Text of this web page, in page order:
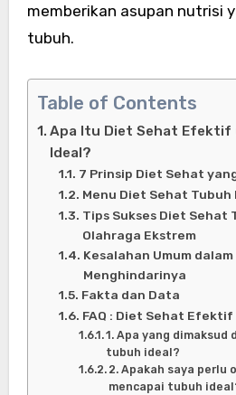
memberikan asupan nutrisi
tubuh.
Table of Contents
Apa Itu Diet Sehat Efektif
Ideal?
7 Prinsip Diet Sehat
Menu Diet Sehat Tubuh
Tips Sukses Diet Sehat
Olahraga Ekstrem
Kesalahan Umum
Menghindarinya
Fakta dan Data
FAQ : Diet Sehat
1. Apa yang
tubuh ideal?
2. Apakah saya perlu
mencapai tubuh